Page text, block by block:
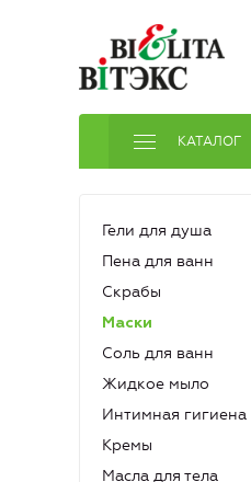
КАТАЛОГ
Гели для душа
Пена для ванн
Скрабы
Маски
Соль для ванн
Жидкое мыло
Интимная гигиена
Кремы
Масла для тела